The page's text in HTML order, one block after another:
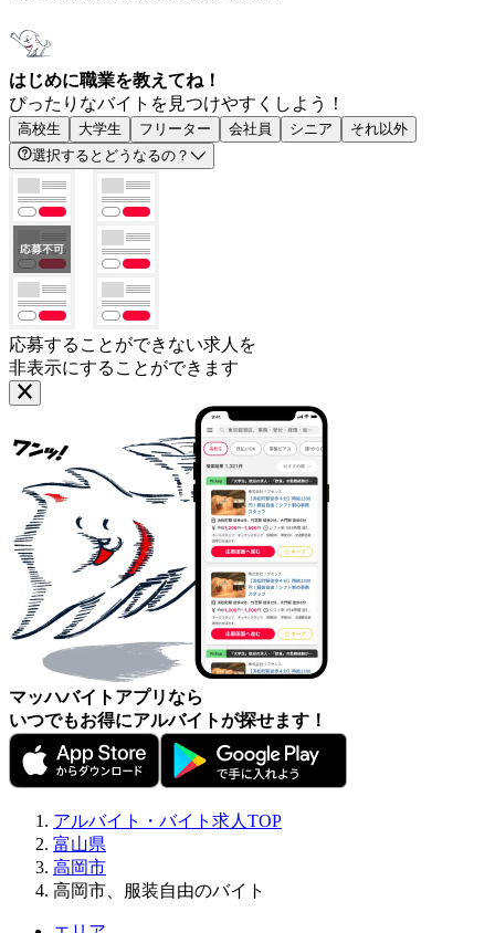
はじめに職業を教えてね！
ぴったりなバイトを見つけやすくしよう！
高校生 大学生 フリーター 会社員 シニア
それ以外
選択するとどうなるの？
応募することができない求人を
非表示にすることができます
マッハバイトアプリなら
いつでもお得にアルバイトが探せます！
アルバイト・バイト求人TOP
富山県
高岡市
高岡市、服装自由のバイト